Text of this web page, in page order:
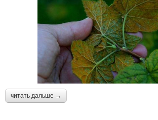
читать дальше →